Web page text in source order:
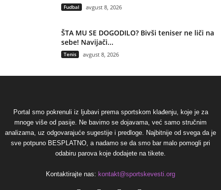
Fudbal avgust 8, 2026
ŠTA MU SE DOGODILO? Bivši teniser ne liči na
sebe! Navijači...
Tenis avgust 8, 2026
Portal smo pokrenuli iz ljubavi prema sportskom klađenju, koje je za
mnoge više od pasije. Ne bavimo se dojavama, već samo stručnim
analizama, uz odgovarajuće sugestije i predloge. Najbitnije od svega da je
sve potpuno BESPLATNO, a nadamo se da smo bar malo pomogli pri
odabiru parova koje dodajete na tikete.
Kontaktirajte nas: kontakt@sportskevesti.org